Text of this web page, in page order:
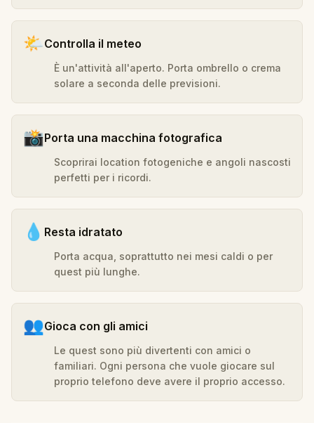
🌤️Controlla il meteo
È un'attività all'aperto. Porta ombrello o crema
solare a seconda delle previsioni.
📸Porta una macchina fotografica
Scoprirai location fotogeniche e angoli nascosti
perfetti per i ricordi.
💧 Resta idratato
Porta acqua, soprattutto nei mesi caldi o per
quest più lunghe.
👥Gioca con gli amici
Le quest sono più divertenti con amici o
familiari. Ogni persona che vuole giocare sul
proprio telefono deve avere il proprio accesso.